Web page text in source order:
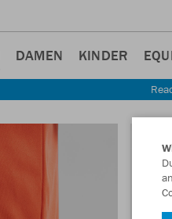
DAMEN KINDER